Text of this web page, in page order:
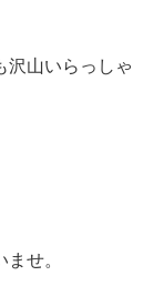
沢山いらっしゃ
せ。